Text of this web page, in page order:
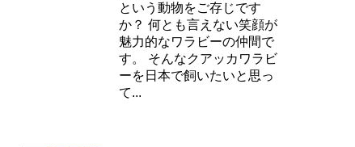
という動物をご存じです
か？ 何とも言えない笑顔が
魅力的なワラビーの仲間で
す。 そんなクアッカワラビ
ーを日本で飼いたいと思っ
て...